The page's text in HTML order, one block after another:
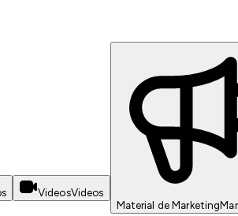
VideosVideos
Material de Marketing